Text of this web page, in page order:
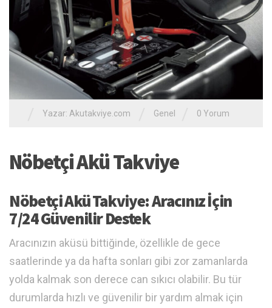
Yazar: Akutakviye.com Genel 0 Yorum
Nöbetçi Akü Takviye
Nöbetçi Akü Takviye: Aracınız İçin
7/24 Güvenilir Destek
Aracınızın aküsü bittiğinde, özellikle de gece
saatlerinde ya da hafta sonları gibi zor zamanlarda
yolda kalmak son derece can sıkıcı olabilir. Bu tür
durumlarda hızlı ve güvenilir bir yardım almak için